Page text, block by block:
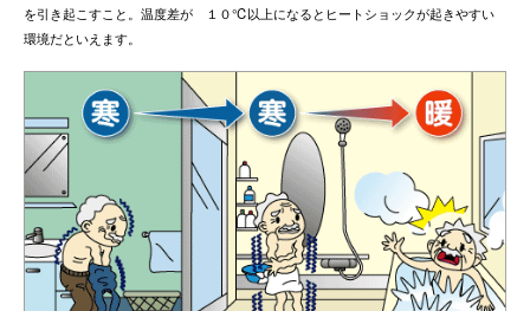
を引き起こすこと。温度差が １０℃以上になるとヒートショックが起きやすい
環境だといえます。